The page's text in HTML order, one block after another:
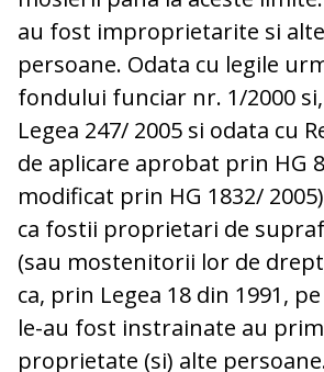
au fost improprietarite si
persoane. Odata cu legile
fondului funciar nr. 1/2000
Legea 247/ 2005 si odata cu
de aplicare aprobat prin HG
modificat prin HG 1832/
ca fostii proprietari de
(sau mostenitorii lor de
ca, prin Legea 18 din 1991,
le-au fost instrainate au
proprietate (si) alte